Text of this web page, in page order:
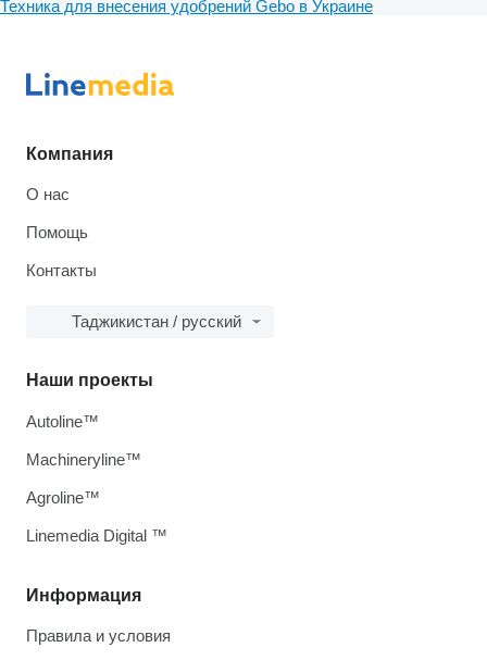
Техника для внесения удобрений Gebo в Украине
Компания
О нас
Помощь
Контакты
Таджикистан / русский
Информация
Правила и условия
Наши проекты
Autoline™
Machineryline™
Agroline™
Linemedia Digital ™